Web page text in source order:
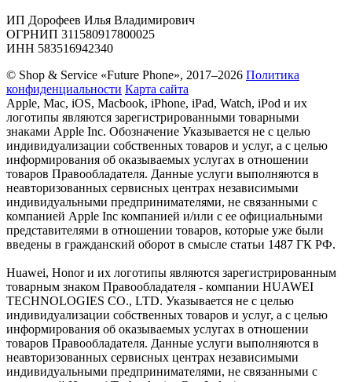
ИП Дорофеев Илья Владимирович
ОГРНИП 311580917800025
ИНН 583516942340
© Shop & Service «Future Phone», 2017–2026 Политика
конфиденциальности Карта сайта
Apple, Mac, iOS, Macbook, iPhone, iPad, Watch, iPod и их
логотипы являются зарегистрированными товарными
знаками Apple Inc. Обозначение Указывается не с целью
индивидуализации собственных товаров и услуг, а с целью
информирования об оказываемых услугах в отношении
товаров Правообладателя. Данные услуги выполняются в
неавторизованных сервисных центрах независимыми
индивидуальными предпринимателями, не связанными с
компанией Apple Inc компанией и/или с ее официальными
представителями в отношении товаров, которые уже были
введены в гражданский оборот в смысле статьи 1487 ГК РФ.
Huawei, Honor и их логотипы являются зарегистрированным
товарным знаком Правообладателя - компании HUAWEI
TECHNOLOGIES CO., LTD. Указывается не с целью
индивидуализации собственных товаров и услуг, а с целью
информирования об оказываемых услугах в отношении
товаров Правообладателя. Данные услуги выполняются в
неавторизованных сервисных центрах независимыми
индивидуальными предпринимателями, не связанными с